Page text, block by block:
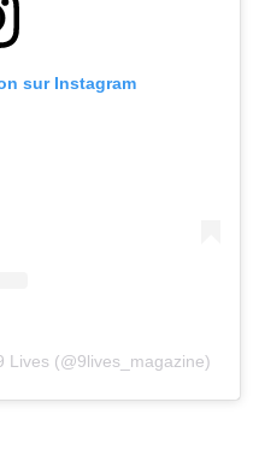
sur Instagram
Lives (@9lives_magazine)